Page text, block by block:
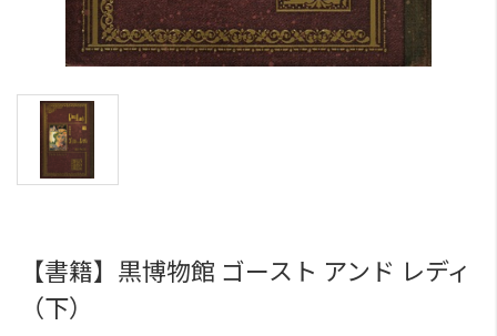
【書籍】黒博物館 ゴースト アンド レディ
（下）